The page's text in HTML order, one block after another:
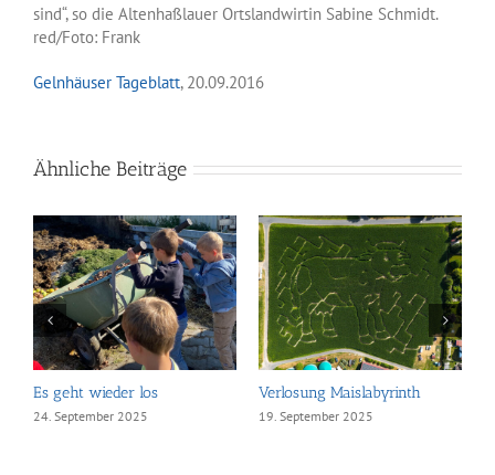
sind“, so die Altenhaßlauer Ortslandwirtin Sabine Schmidt.
red/Foto: Frank
Gelnhäuser Tageblatt, 20.09.2016
Ähnliche Beiträge
Verlosung Maislabyrinth
19. September 2025
Maislabyrinth in
eröffnet